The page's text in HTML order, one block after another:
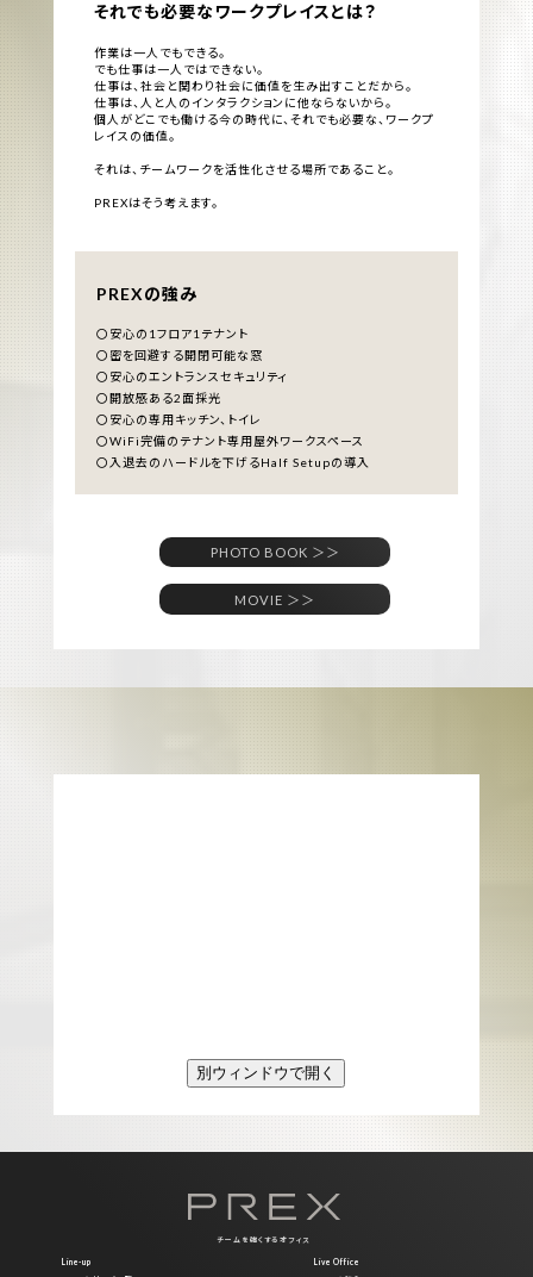
それでも必要なワークプレイスとは？
作業は一人でもできる。
でも仕事は一人ではできない。
仕事は、社会と関わり社会に価値を生み出すことだから。
仕事は、人と人のインタラクションに他ならないから。
個人がどこでも働ける今の時代に、それでも必要な、ワークプ
レイスの価値。
それは、チームワークを活性化させる場所であること。
PREXはそう考えます。
PREXの強み
〇安心の1フロア1テナント
〇密を回避する開閉可能な窓
〇安心のエントランスセキュリティ
〇開放感ある2面採光
〇安心の専用キッチン、トイレ
〇WiFi完備のテナント専用屋外ワークスペース
〇入退去のハードルを下げるHalf Setupの導入
PHOTO BOOK ＞＞
MOVIE ＞＞
別ウィンドウで開く
チームを強くするオフィス
Line-up
Live Office